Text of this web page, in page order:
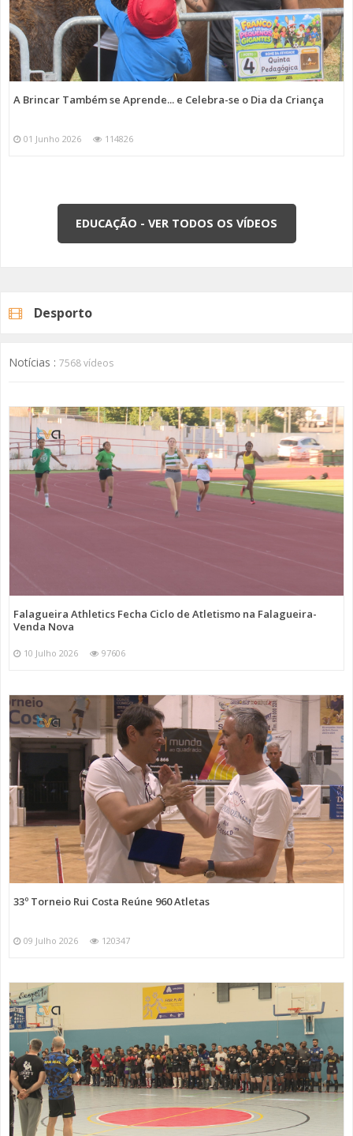
A Brincar Também se Aprende... e Celebra-se o Dia da Criança
01 Junho 2026 114826
EDUCAÇÃO - VER TODOS OS VÍDEOS
Desporto
Notícias : 7568 vídeos
Falagueira Athletics Fecha Ciclo de Atletismo na Falagueira-
Venda Nova
10 Julho 2026 97606
33º Torneio Rui Costa Reúne 960 Atletas
09 Julho 2026 120347